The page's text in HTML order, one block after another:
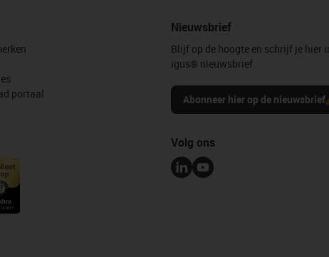
portaal
Nieuwsbrief
Blijf op de hoogte en schrijf je hier
igus® nieuwsbrief.
Abonneer hier op de nieuwsbrief
Volg ons